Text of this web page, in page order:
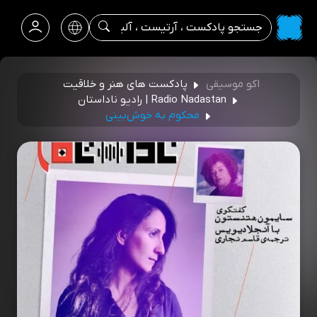
اکو موسیقی
پادکست های هنر و خلاقیت
Radio Nadastan | رادیو ناداستان
محکوم به خوش‌بینی